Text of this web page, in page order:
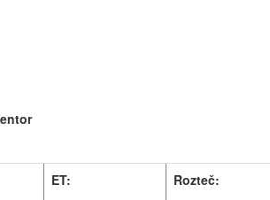
ET: Rozteč: